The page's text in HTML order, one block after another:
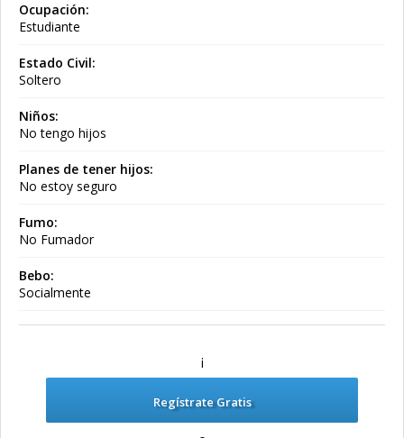
Ocupación:
Estudiante
Estado Civil:
Soltero
Niños:
No tengo hijos
Planes de tener hijos:
No estoy seguro
Fumo:
No Fumador
Bebo:
Socialmente
¡
Regístrate Gratis